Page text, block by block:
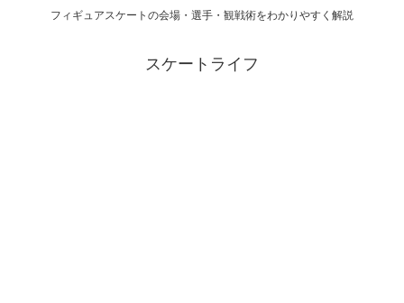
フィギュアスケートの会場・選手・観戦術をわかりやすく解説
スケートライフ